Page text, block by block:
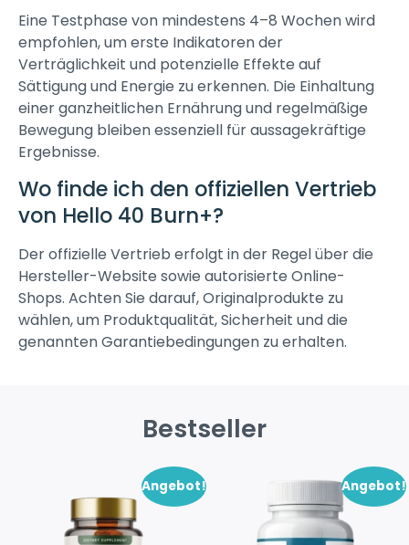
Eine Testphase von mindestens 4–8 Wochen wird
empfohlen, um erste Indikatoren der
Verträglichkeit und potenzielle Effekte auf
Sättigung und Energie zu erkennen. Die Einhaltung
einer ganzheitlichen Ernährung und regelmäßige
Bewegung bleiben essenziell für aussagekräftige
Ergebnisse.
Wo finde ich den offiziellen Vertrieb
von Hello 40 Burn+?
Der offizielle Vertrieb erfolgt in der Regel über die
Hersteller-Website sowie autorisierte Online-
Shops. Achten Sie darauf, Originalprodukte zu
wählen, um Produktqualität, Sicherheit und die
genannten Garantiebedingungen zu erhalten.
Bestseller
Angebot! Angebot!